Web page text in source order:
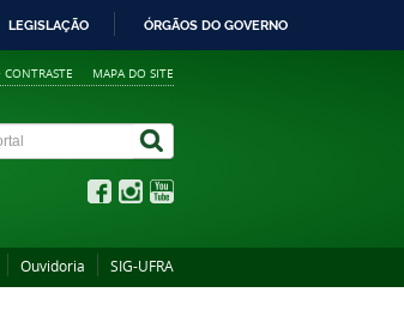
LEGISLAÇÃO ÓRGÃOS DO GOVERNO
CONTRASTE MAPA DO SITE
Ouvidoria SIG-UFRA